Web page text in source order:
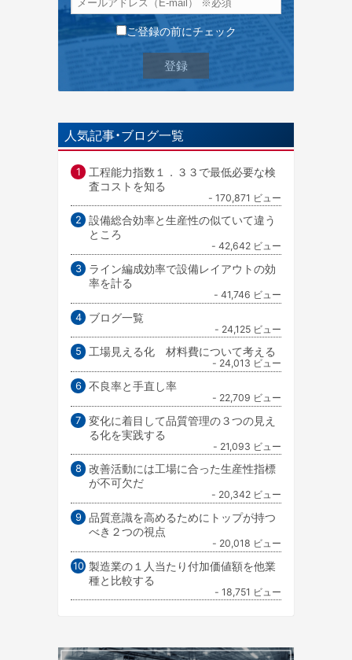
ご登録の前にチェック
人気記事・ブログ一覧
工程能力指数１．３３で最低必要な検
査コストを知る
- 170,871 ビュー
設備総合効率と生産性の似ていて違う
ところ
- 42,642 ビュー
ライン編成効率で設備レイアウトの効
率を計る
- 41,746 ビュー
ブログ一覧
- 24,125 ビュー
工場見える化 材料費について考える
- 24,013 ビュー
不良率と手直し率
- 22,709 ビュー
変化に着目して品質管理の３つの見え
る化を実践する
- 21,093 ビュー
改善活動には工場に合った生産性指標
が不可欠だ
- 20,342 ビュー
品質意識を高めるためにトップが持つ
べき２つの視点
- 20,018 ビュー
製造業の１人当たり付加価値額を他業
種と比較する
- 18,751 ビュー